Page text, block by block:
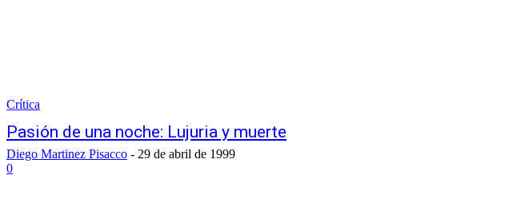
Crítica
Pasión de una noche: Lujuria y muerte
Diego Martinez Pisacco - 29 de abril de 1999
0